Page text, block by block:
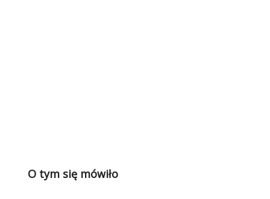
O tym się mówiło